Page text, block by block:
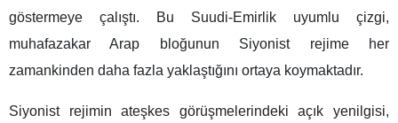
göstermeye çalıştı. Bu Suudi-Emirlik uyumlu çizgi,
muhafazakar Arap bloğunun Siyonist rejime her
zamankinden daha fazla yaklaştığını ortaya koymaktadır.
Siyonist rejimin ateşkes görüşmelerindeki açık yenilgisi,